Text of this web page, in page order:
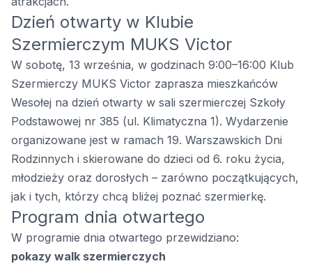
Dzień otwarty w Klubie
Szermierczym MUKS Victor
W sobotę, 13 września, w godzinach 9:00–16:00 Klub
Szermierczy MUKS Victor zaprasza mieszkańców
Wesołej na dzień otwarty w sali szermierczej Szkoły
Podstawowej nr 385 (ul. Klimatyczna 1). Wydarzenie
organizowane jest w ramach 19. Warszawskich Dni
Rodzinnych i skierowane do dzieci od 6. roku życia,
młodzieży oraz dorosłych – zarówno początkujących,
jak i tych, którzy chcą bliżej poznać szermierkę.
Program dnia otwartego
W programie dnia otwartego przewidziano:
pokazy walk szermierczych